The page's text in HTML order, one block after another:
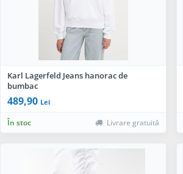
Karl Lagerfeld Jeans hanorac de
bumbac
489,90 Lei
În stoc Livrare gratuită